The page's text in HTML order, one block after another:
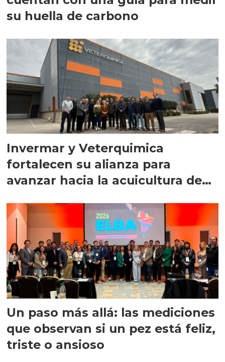
su huella de carbono
Invermar y Veterquimica
fortalecen su alianza para
avanzar hacia la acuicultura de
Un paso más allá: las mediciones
que observan si un pez está feliz,
triste o ansioso